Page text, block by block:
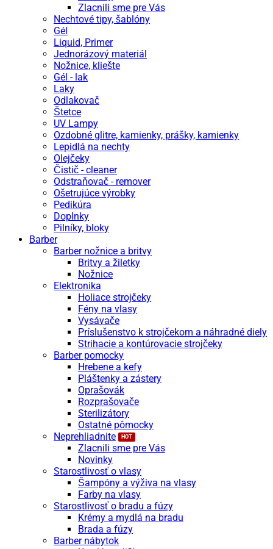
Zlacnili sme pre Vás
Nechtové tipy, šablóny
Gél
Liquid, Primer
Jednorázový materiál
Nožnice, kliešte
Gél - lak
Laky
Odlakovač
Štetce
UV Lampy
Ozdobné glitre, kamienky, prášky, kamienky
Lepidlá na nechty
Olejčeky
Čistič - cleaner
Odstraňovač - remover
Ošetrujúce výrobky
Pedikúra
Doplnky
Pilníky, bloky
Barber
Barber nožnice a britvy
Britvy a žiletky
Nožnice
Elektronika
Holiace strojčeky
Fény na vlasy
Vysávače
Príslušenstvo k strojčekom a náhradné diely
Strihacie a kontúrovacie strojčeky
Barber pomocky
Hrebene a kefy
Pláštenky a zástery
Oprašovák
Rozprašovače
Sterilizátory
Ostatné pômocky
Neprehliadnite
Zlacnili sme pre Vás
Novinky
Starostlivosť o vlasy
Šampóny a výživa na vlasy
Farby na vlasy
Starostlivosť o bradu a fúzy
Krémy a mydlá na bradu
Brada a fúzy
Barber nábytok